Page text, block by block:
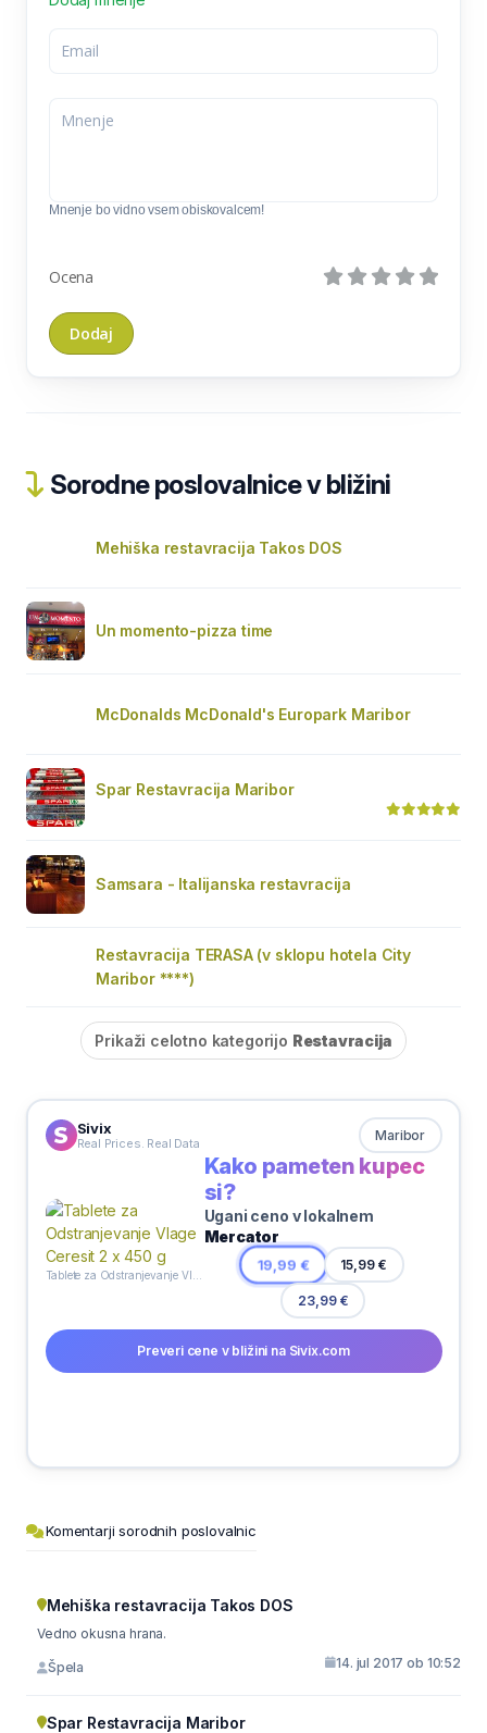
Mnenje bo vidno vsem obiskovalcem!
Ocena
Sorodne poslovalnice v bližini
Mehiška restavracija Takos DOS
Un momento-pizza time
McDonalds McDonald's Europark Maribor
Spar Restavracija Maribor
Samsara - Italijanska restavracija
Restavracija TERASA (v sklopu hotela City
Maribor ****)
Prikaži celotno kategorijo Restavracija
Sivix
Real Prices. Real Data Maribor
Kako pameten kupec
si?
Ugani ceno v lokalnem
Mercator
19,99 € 15,99 €
23,99 €
Preveri cene v bližini na Sivix.com
Komentarji sorodnih poslovalnic
Mehiška restavracija Takos DOS
Vedno okusna hrana.
Špela 14. jul 2017 ob 10:52
Spar Restavracija Maribor